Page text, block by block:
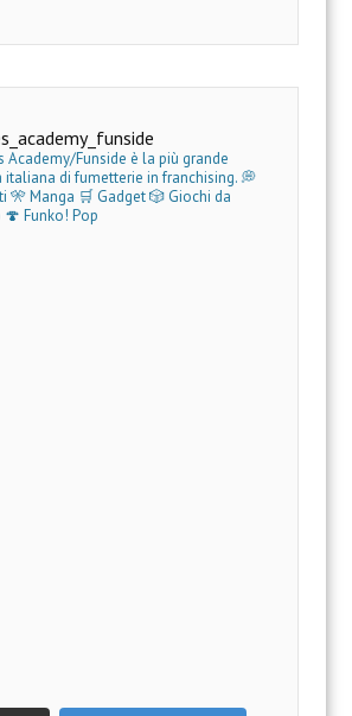
Academy/Funside è la più grande
italiana di fumetterie in franchising.💭
🎌 Manga 🛒 Gadget🎲 Giochi da
Funko! Pop